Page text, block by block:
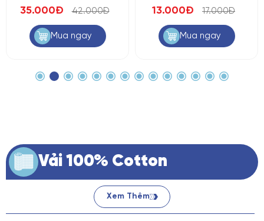
35.000Đ 42.000Đ
Mua ngay
13.000Đ 17.000Đ
Mua ngay
Vải 100% Cotton
Xem Thêm